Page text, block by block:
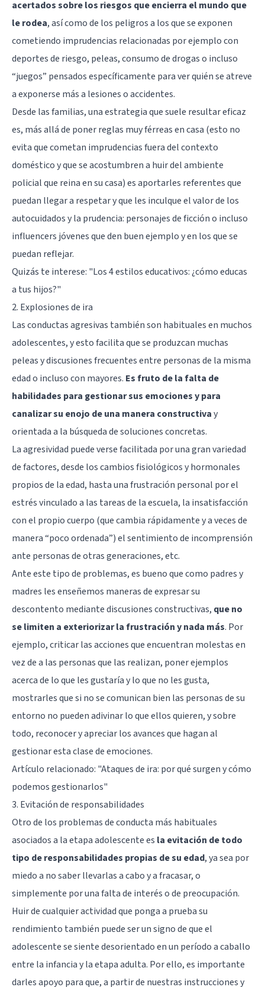
acertados sobre los riesgos que encierra el mundo que
le rodea, así como de los peligros a los que se exponen
cometiendo imprudencias relacionadas por ejemplo con
deportes de riesgo, peleas, consumo de drogas o incluso
“juegos” pensados específicamente para ver quién se atreve
a exponerse más a lesiones o accidentes.
Desde las familias, una estrategia que suele resultar eficaz
es, más allá de poner reglas muy férreas en casa (esto no
evita que cometan imprudencias fuera del contexto
doméstico y que se acostumbren a huir del ambiente
policial que reina en su casa) es aportarles referentes que
puedan llegar a respetar y que les inculque el valor de los
autocuidados y la prudencia: personajes de ficción o incluso
influencers jóvenes que den buen ejemplo y en los que se
puedan reflejar.
Quizás te interese: "Los 4 estilos educativos: ¿cómo educas
a tus hijos?"
2. Explosiones de ira
Las conductas agresivas también son habituales en muchos
adolescentes, y esto facilita que se produzcan muchas
peleas y discusiones frecuentes entre personas de la misma
edad o incluso con mayores. Es fruto de la falta de
habilidades para gestionar sus emociones y para
canalizar su enojo de una manera constructivay
orientada a la búsqueda de soluciones concretas.
La agresividad puede verse facilitada por una gran variedad
de factores, desde los cambios fisiológicos y hormonales
propios de la edad, hasta una frustración personal por el
estrés vinculado a las tareas de la escuela, la insatisfacción
con el propio cuerpo (que cambia rápidamente y a veces de
manera “poco ordenada”) el sentimiento de incomprensión
ante personas de otras generaciones, etc.
Ante este tipo de problemas, es bueno que como padres y
madres les enseñemos maneras de expresar su
descontento mediante discusiones constructivas, que no
se limiten a exteriorizar la frustración y nada más. Por
ejemplo, criticar las acciones que encuentran molestas en
vez de a las personas que las realizan, poner ejemplos
acerca de lo que les gustaría y lo que no les gusta,
mostrarles que si no se comunican bien las personas de su
entorno no pueden adivinar lo que ellos quieren, y sobre
todo, reconocer y apreciar los avances que hagan al
gestionar esta clase de emociones.
Artículo relacionado: "Ataques de ira: por qué surgen y cómo
podemos gestionarlos"
3. Evitación de responsabilidades
Otro de los problemas de conducta más habituales
asociados a la etapa adolescente es la evitación de todo
tipo de responsabilidades propias de su edad, ya sea por
miedo a no saber llevarlas a cabo y a fracasar, o
simplemente por una falta de interés o de preocupación.
Huir de cualquier actividad que ponga a prueba su
rendimiento también puede ser un signo de que el
adolescente se siente desorientado en un período a caballo
entre la infancia y la etapa adulta. Por ello, es importante
darles apoyo para que, a partir de nuestras instrucciones y